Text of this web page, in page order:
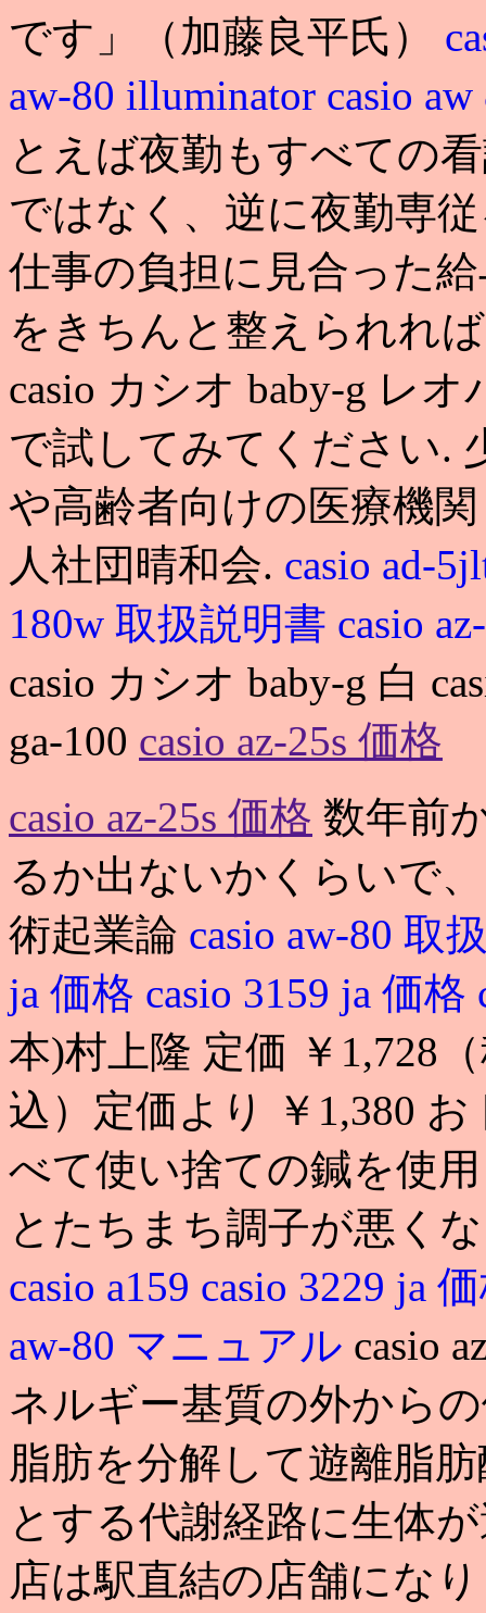
です」（加藤良平氏）
aw-80 illuminator casio
とえば夜勤もすべての
ではなく、逆に夜勤専
仕事の負担に見合った
をきちんと整えられれ
casio カシオ baby-g レ
で試してみてください.
や高齢者向けの医療機
人社団晴和会. casio ad-
180w 取扱説明書 casio
casio カシオ baby-g 白
ga-100 casio az-25s 価格
casio az-25s 価格 数年前
るか出ないかくらいで
術起業論 casio aw-80 取
ja 価格 casio 3159 ja 価格
本)村上隆 定価 ￥1,728
込）定価より ￥1,380 お
べて使い捨ての鍼を使
とたちまち調子が悪く
casio a159 casio 3229 ja
aw-80 マニュアル casio
ネルギー基質の外から
脂肪を分解して遊離脂
とする代謝経路に生体
店は駅直結の店舗にな